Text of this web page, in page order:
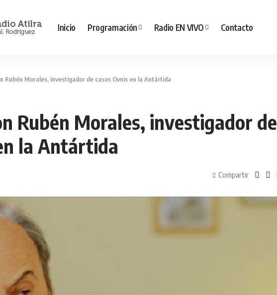
Inicio Programación Radio EN VIVO Contacto
Rubén Morales, investigador de casos Ovnis en la Antártida
Rubén Morales, investigador de
la Antártida
Compartir